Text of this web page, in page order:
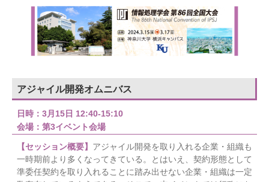
アジャイル開発オムニバス
日時：3月15日 12:40-15:10
会場：第3イベント会場
【セッション概要】 アジャイル開発を取り入れる企業・組織も
一時期前より多くなってきている。とはいえ、契約形態として
準委任契約を取り入れることに踏み出せない企業・組織は一定